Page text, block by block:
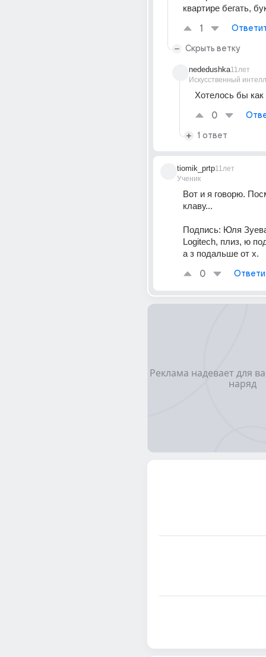
квартире бегать,
1
Скрыть ветку
nededushka
Искусственный
11лет
Хотелось бы
0
1 ответ
tiomik_prtp
Ученик
11лет
Вот и я говорю.
клаву...
Подпись: Юля
Logitech, плиз, ю
а з подальше от х.
0